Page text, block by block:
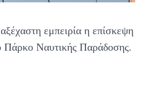
εμπειρία η επίσκεψη
Πάρκο Ναυτικής Παράδοσης.